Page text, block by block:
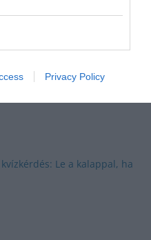
Privacy Policy
Ma sem hagyunk újabb
Le a kalappal, ha